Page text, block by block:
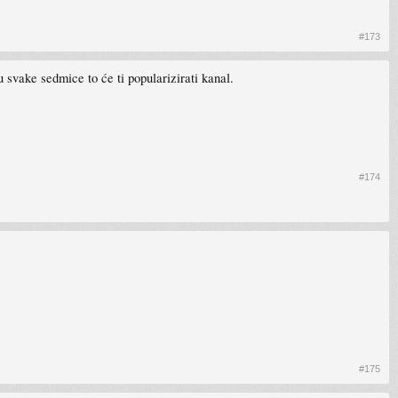
#173
sedmice to će ti popularizirati kanal.
#174
#175